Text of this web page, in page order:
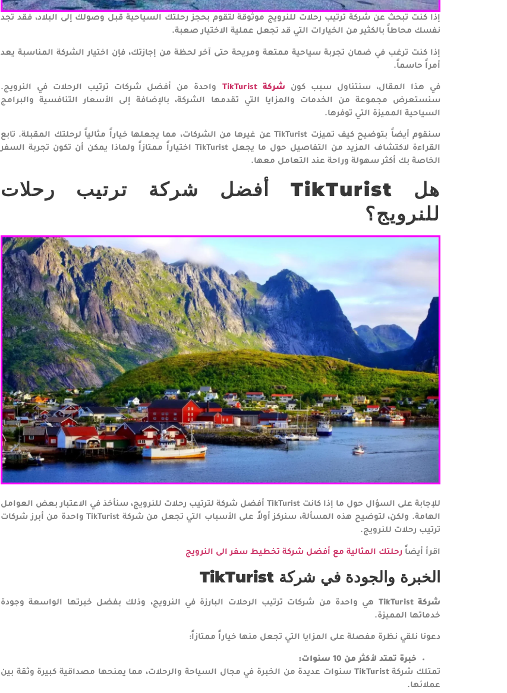
إذا كنت تبحث عن شركة ترتيب رحلات للنرويج موثوقة لتقوم بحجز رحلتك السياحية قبل وصولك إلى البلاد، فقد تجد
نفسك محاطاً بالكثير من الخيارات التي قد تجعل عملية الاختيار صعبة.
إذا كنت ترغب في ضمان تجربة سياحية ممتعة ومريحة حتى آخر لحظة من إجازتك، فإن اختيار الشركة المناسبة يعد
أمراً حاسماً.
في هذا المقال، سنتناول سبب كون شركة TikTurist
واحدة من أفضل شركات ترتيب الرحلات في النرويج.
سنستعرض مجموعة من الخدمات والمزايا التي تقدمها الشركة، بالإضافة إلى الأسعار التنافسية والبرامج
السياحية المميزة التي توفرها.
سنقوم أيضاً بتوضيح كيف تميزت TikTurist عن غيرها من الشركات، مما يجعلها خياراً مثالياً لرحلتك المقبلة. تابع
القراءة لاكتشاف المزيد من التفاصيل حول ما يجعل TikTurist اختياراً ممتازاً ولماذا يمكن أن تكون تجربة السفر
الخاصة بك أكثر سهولة وراحة عند التعامل معها.
هل TikTuristأفضل شركة ترتيب رحلات
للنرويج؟
للإجابة على السؤال حول ما إذا كانت TikTurist أفضل شركة لترتيب رحلات للنرويج، سنأخذ في الاعتبار بعض العوامل
الهامة. ولكن، لتوضيح هذه المسألة، سنركز أولاً على الأسباب التي تجعل من شركة TikTurist واحدة من أبرز شركات
ترتيب رحلات للنرويج.
اقرأ أيضاً رحلتك المثالية مع أفضل شركة تخطيط سفر الى النرويج
الخبرة والجودة في شركة TikTurist
شركةTikTurist هي واحدة من شركات ترتيب الرحلات البارزة في النرويج، وذلك بفضل خبرتها الواسعة وجودة
خدماتها المميزة.
دعونا نلقي نظرة مفصلة على المزايا التي تجعل منها خياراً ممتازاً:
خبرة تمتد لأكثر من 10 سنوات
:
تمتلك شركةTikTurist سنوات عديدة من الخبرة في مجال السياحة والرحلات، مما يمنحها مصداقية كبيرة وثقة بين
عملائها.